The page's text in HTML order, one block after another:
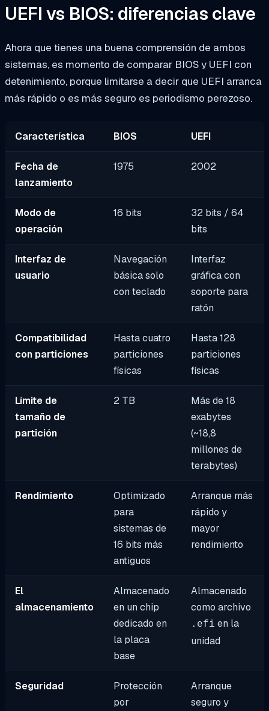
UEFI vs BIOS: diferencias clave
Ahora que tienes una buena comprensión de ambos
sistemas, es momento de comparar BIOS y UEFI con
detenimiento, porque limitarse a decir que UEFI arranca
más rápido o es más seguro es periodismo perezoso.
Característica BIOS UEFI
Fecha de
lanzamiento
1975 2002
Modo de
operación
16 bits
32 bits / 64
bits
Interfaz de
usuario
Navegación
básica solo
con teclado
Interfaz
gráfica con
soporte para
ratón
Compatibilidad
con particiones
Hasta cuatro
particiones
físicas
Hasta 128
particiones
físicas
Límite de
tamaño de
partición
2 TB
Más de 18
exabytes
(~18,8
millones de
terabytes)
Rendimiento
Optimizado
para
sistemas de
16 bits más
antiguos
Arranque más
rápido y
mayor
rendimiento
El
almacenamiento
Almacenado
en un chip
dedicado en
la placa
base
Almacenado
como archivo
.efi en la
unidad
Seguridad
Protección
por
Arranque
seguro y